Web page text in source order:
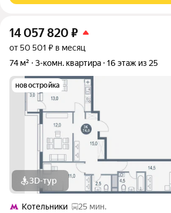
14 057 820 ₽
от 50 501 ₽ в месяц
74 м²
3-комн. квартира 16 этаж из 25
новостройка
3D-тур
Котельники
25 мин.